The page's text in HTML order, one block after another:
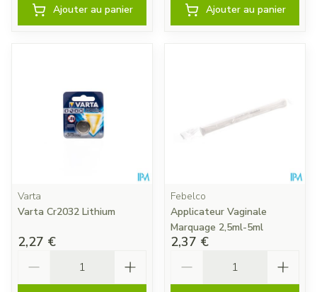
Ajouter au panier Ajouter au panier
Varta
Varta Cr2032 Lithium
2,27 €
Febelco
Applicateur Vaginale
Marquage 2,5ml-5ml
2,37 €